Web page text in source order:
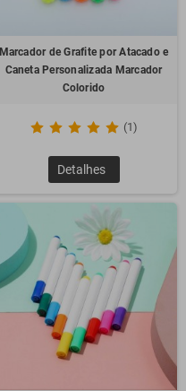
Marcador de Grafite por Atacado e
Caneta Personalizada Marcador
Colorido
(1)
Detalhes